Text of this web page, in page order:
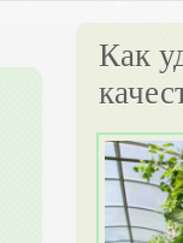
Как